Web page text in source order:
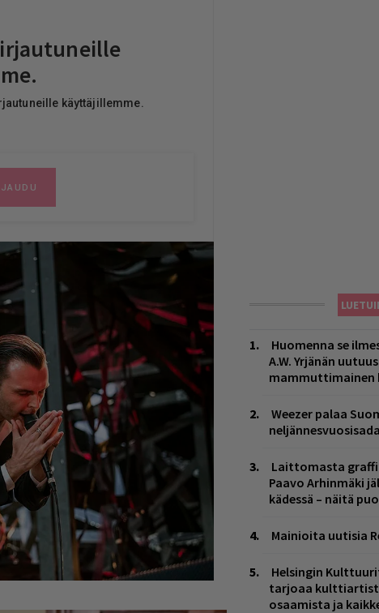
Huomenna se
A.W. Yrjänän
mammuttimainen
Weezer palaa
Laittomasta
Paavo Arhinmäki
kädessä – näitä
Mainioita uutisia
Helsingin
tarjoaa
osaamista ja